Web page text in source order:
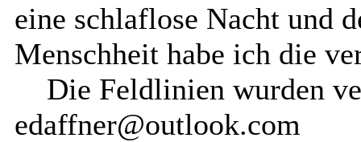
eine schlaflose Nacht und
Menschheit habe ich die
Die Feldlinien wurden
edaffner@outlook.com